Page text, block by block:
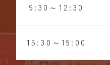
9:30～12:30
15:30～19:00